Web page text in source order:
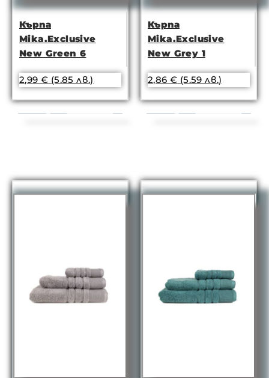
Кърпа
Mika.Exclusive
New Green 6
2,99 € (5.85 лв.)
Кърпа
Mika.Exclusive
New Grey 1
2,86 € (5.59 лв.)